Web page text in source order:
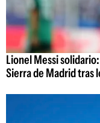
Lionel Messi
Sierra de Madrid tras